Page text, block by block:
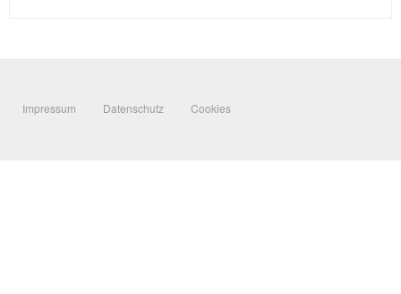
Impressum Datenschutz Cookies